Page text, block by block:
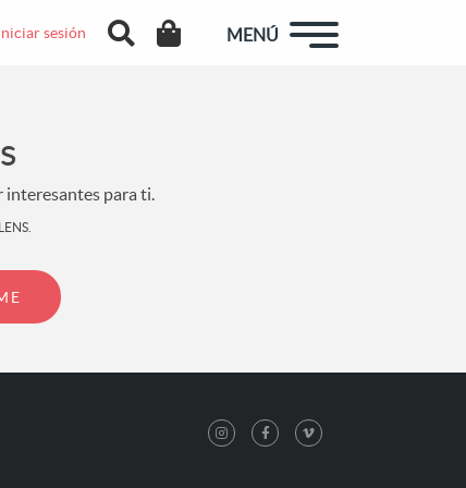
sesión MENÚ
interesantes para ti.